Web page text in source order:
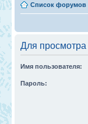
Список форумов
Для
Имя пользователя:
Пароль: